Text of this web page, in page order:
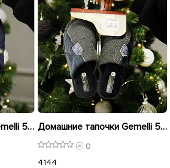
Домашние тапочки Gemelli 584764 Синие распродажа Домашние тапочки Gemelli 584766 Серые распродажа
0
4144